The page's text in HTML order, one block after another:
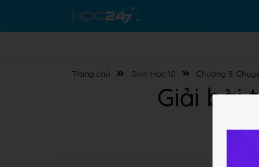
Trang chủ Sinh Học 10 Chương 3:
Giải bài